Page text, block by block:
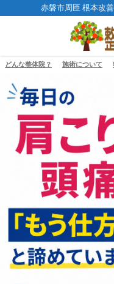
赤磐市周匝 根本改
どんな整体院？ 施術について